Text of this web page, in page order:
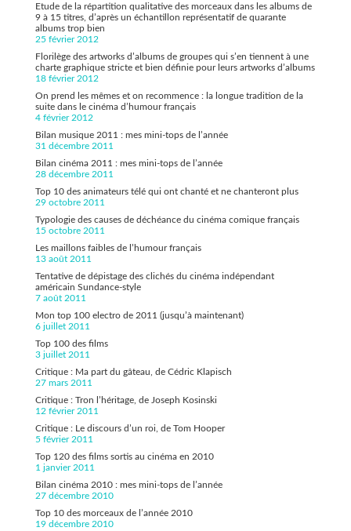
Etude de la répartition qualitative des morceaux dans les albums de
9 à 15 titres, d’après un échantillon représentatif de quarante
albums trop bien
25 février 2012
Florilège des artworks d’albums de groupes qui s’en tiennent à une
charte graphique stricte et bien définie pour leurs artworks d’albums
18 février 2012
On prend les mêmes et on recommence : la longue tradition de la
suite dans le cinéma d’humour français
4 février 2012
Bilan musique 2011 : mes mini-tops de l’année
31 décembre 2011
Bilan cinéma 2011 : mes mini-tops de l’année
28 décembre 2011
Top 10 des animateurs télé qui ont chanté et ne chanteront plus
29 octobre 2011
Typologie des causes de déchéance du cinéma comique français
15 octobre 2011
Les maillons faibles de l’humour français
13 août 2011
Tentative de dépistage des clichés du cinéma indépendant
américain Sundance-style
7 août 2011
Mon top 100 electro de 2011 (jusqu’à maintenant)
6 juillet 2011
Top 100 des films
3 juillet 2011
Critique : Ma part du gâteau, de Cédric Klapisch
27 mars 2011
Critique : Tron l’héritage, de Joseph Kosinski
12 février 2011
Critique : Le discours d’un roi, de Tom Hooper
5 février 2011
Top 120 des films sortis au cinéma en 2010
1 janvier 2011
Bilan cinéma 2010 : mes mini-tops de l’année
27 décembre 2010
Top 10 des morceaux de l’année 2010
19 décembre 2010